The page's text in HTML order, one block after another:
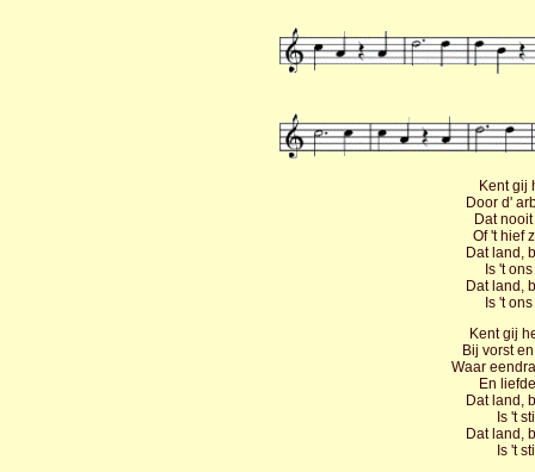
Kent gij
Door d'
Dat
Of 't hief
Dat land,
Is 't
Dat land,
Is 't
Kent gij
Bij vorst
Waar
En
Dat land,
Is 't
Dat land,
Is 't